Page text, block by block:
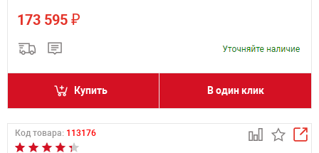
173 595 ₽
Купить В один клик
Код товара: 113176